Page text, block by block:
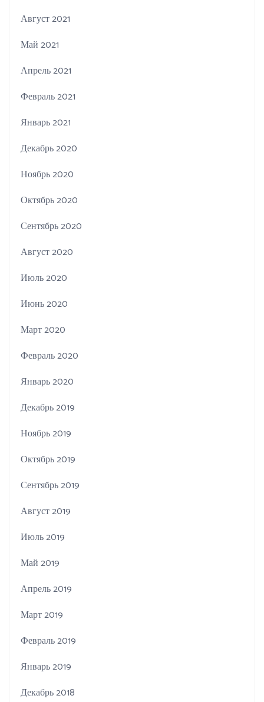
Август 2021
Май 2021
Апрель 2021
Февраль 2021
Январь 2021
Декабрь 2020
Ноябрь 2020
Октябрь 2020
Сентябрь 2020
Август 2020
Июль 2020
Июнь 2020
Март 2020
Февраль 2020
Январь 2020
Декабрь 2019
Ноябрь 2019
Октябрь 2019
Сентябрь 2019
Август 2019
Июль 2019
Май 2019
Апрель 2019
Март 2019
Февраль 2019
Январь 2019
Декабрь 2018